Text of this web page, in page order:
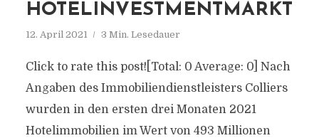
HOTELINVESTMENTMARKT
12. April 2021 3 Min. Lesedauer
Click to rate this post![Total: 0 Average: 0] Nach
Angaben des Immobiliendienstleisters Colliers
wurden in den ersten drei Monaten 2021
Hotelimmobilien im Wert von 493 Millionen